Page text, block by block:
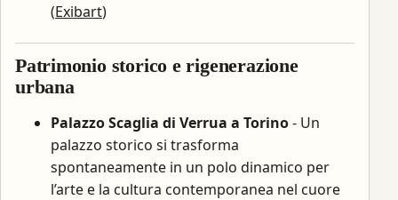
(Exibart)
Patrimonio storico e rigenerazione
urbana
Palazzo Scaglia di Verrua a Torino- Un
palazzo storico si trasforma
spontaneamente in un polo dinamico per
l’arte e la cultura contemporanea nel cuore